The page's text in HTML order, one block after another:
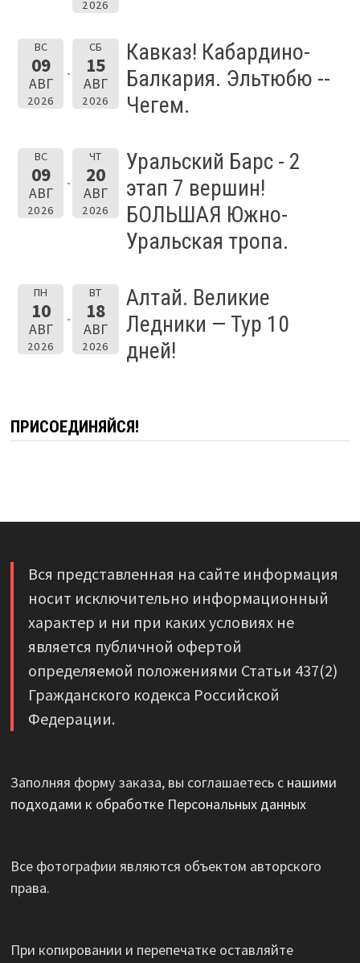
2026
ВС
09
АВГ
2026
СБ
15
АВГ
2026
Кавказ! Кабардино-
Балкария. Эльтюбю --
Чегем.
ВС
09
АВГ
2026
ЧТ
20
АВГ
2026
Уральский Барс - 2
этап 7 вершин!
БОЛЬШАЯ Южно-
Уральская тропа.
ПН
10
АВГ
2026
ВТ
18
АВГ
2026
Алтай. Великие
Ледники — Тур 10
дней!
ПРИСОЕДИНЯЙСЯ!
Вся представленная на сайте информация
носит исключительно информационный
характер и ни при каких условиях не
является публичной офертой
определяемой положениями Статьи 437(2)
Гражданского кодекса Российской
Федерации.
Заполняя форму заказа, вы соглашаетесь с нашими
подходами к обработке Персональных данных
Все фотографии являются объектом авторского
права.
При копировании и перепечатке оставляйте